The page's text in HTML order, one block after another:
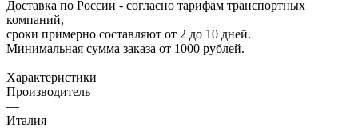
Доставка по России - согласно тарифам транспортных
компаний,
сроки примерно составляют от 2 до 10 дней.
Минимальная сумма заказа от 1000 рублей.
Характеристики
Производитель
—
Италия